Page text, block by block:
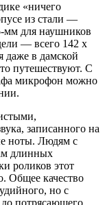
«ничего
из стали —
мм для наушников
— всего 142 х
в дамской
путешествуют. С
микрофон можно
записанного на
ноты. Людям с
длинных
роликов этот
Общее качество
но с